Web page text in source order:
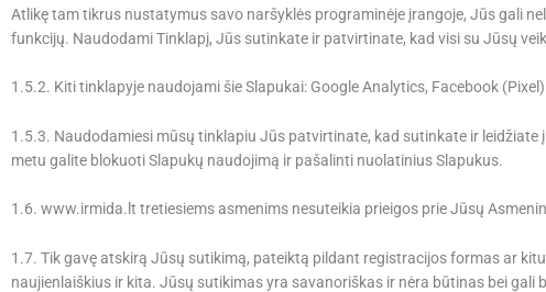
Atlikę tam tikrus nustatymus savo naršyklės programinėje įrangoje, Jūs gali
funkcijų. Naudodami Tinklapį, Jūs sutinkate ir patvirtinate, kad visi su Jūsų
1.5.2. Kiti tinklapyje naudojami šie Slapukai: Google Analytics, Facebook
1.5.3. Naudodamiesi mūsų tinklapiu Jūs patvirtinate, kad sutinkate ir
metu galite blokuoti Slapukų naudojimą ir pašalinti nuolatinius Slapukus.
1.6. www.irmida.lt tretiesiems asmenims nesuteikia prieigos prie Jūsų
1.7. Tik gavę atskirą Jūsų sutikimą, pateiktą pildant registracijos formas ar
naujienlaiškius ir kita. Jūsų sutikimas yra savanoriškas ir nėra būtinas bei gali